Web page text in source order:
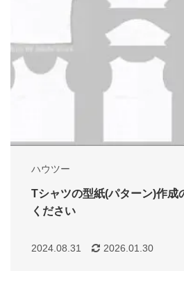
ハウツー
Tシャツの型紙(パターン)作成
ください
2024.08.31 2026.01.30